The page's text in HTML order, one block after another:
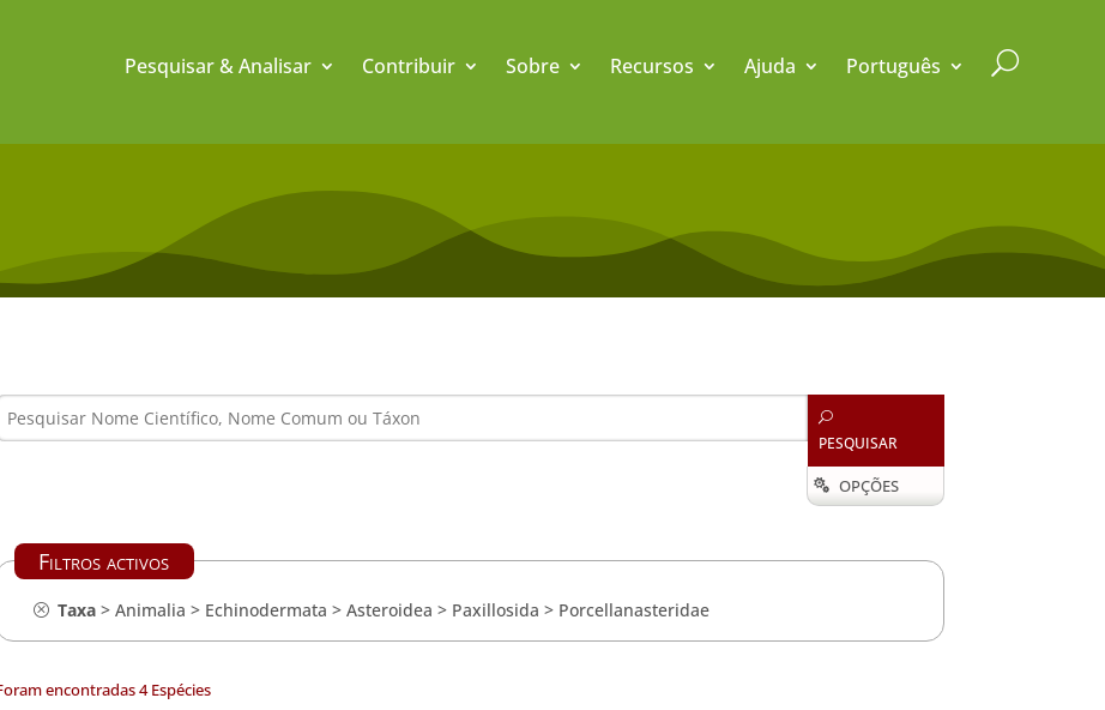
Pesquisar & Analisar Contribuir Sobre Recursos Ajuda Português U
U
PESQUISAR
 OPÇÕES
Filtros activos
Taxa> Animalia > Echinodermata > Asteroidea > Paxillosida > Porcellanasteridae
encontradas 4 Espécies